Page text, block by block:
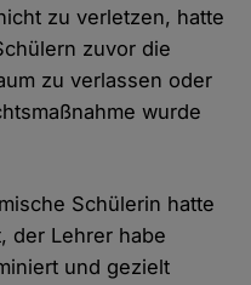
zu verletzen, hatte
zuvor die
zu verlassen oder
wurde
Schülerin hatte
der Lehrer habe
und gezielt